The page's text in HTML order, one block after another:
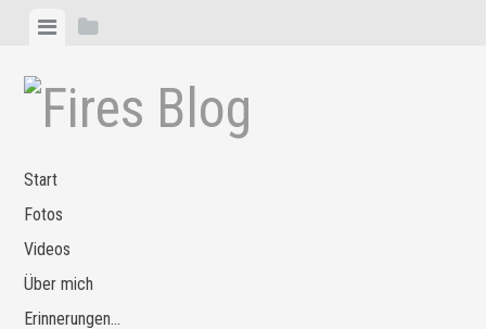
Zum
springen
MenüSeitenleiste
Start
Fotos
Videos
Über mich
Erinnerungen…